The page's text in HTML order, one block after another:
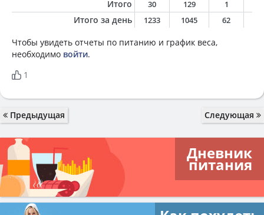
Итого
30 129 1
Итого за день 1233 1045 62
Чтобы увидеть отчеты по питанию и график веса,
необходимо войти.
1
Предыдущая Следующая
Дневник
питания